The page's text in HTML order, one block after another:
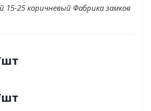
15-25 коричневый Фабрика замков